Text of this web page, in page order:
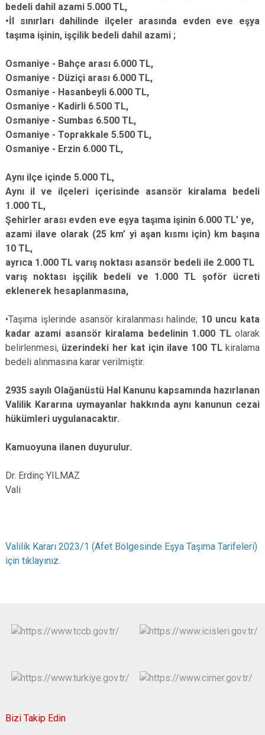
bedeli dahil azami 5.000 TL,
•İl sınırları dahilinde ilçeler arasında evden eve eşya
taşıma işinin, işçilik bedeli dahil azami ;
Osmaniye - Bahçe arası 6.000 TL,
Osmaniye - Düziçi arası 6.000 TL,
Osmaniye - Hasanbeyli 6.000 TL,
Osmaniye - Kadirli 6.500 TL,
Osmaniye - Sumbas 6.500 TL,
Osmaniye - Toprakkale 5.500 TL,
Osmaniye - Erzin 6.000 TL,
Aynı ilçe içinde 5.000 TL,
Aynı il ve ilçeleri içerisinde asansör kiralama bedeli
1.000 TL,
Şehirler arası evden eve eşya taşıma işinin 6.000 TL’ ye,
azami ilave olarak (25 km’ yi aşan kısmı için) km başına
10 TL,
ayrıca 1.000 TL varış noktası asansör bedeli ile 2.000 TL
varış noktası işçilik bedeli ve 1.000 TL şoför ücreti
eklenerek hesaplanmasına,
•Taşıma işlerinde asansör kiralanması halinde; 10 uncu kata
kadar azami asansör kiralama bedelinin 1.000 TLolarak
belirlenmesi, üzerindeki her kat için ilave 100 TLkiralama
bedeli alınmasına karar verilmiştir.
2935 sayılı Olağanüstü Hal Kanunu kapsamında hazırlanan
Valilik Kararına uymayanlar hakkında aynı kanunun cezai
hükümleri uygulanacaktır.
Kamuoyuna ilanen duyurulur.
Dr. Erdinç YILMAZ
Vali
Valilik Kararı 2023/1 (Afet Bölgesinde Eşya Taşıma Tarifeleri)
için tıklayınız.
Bizi Takip Edin